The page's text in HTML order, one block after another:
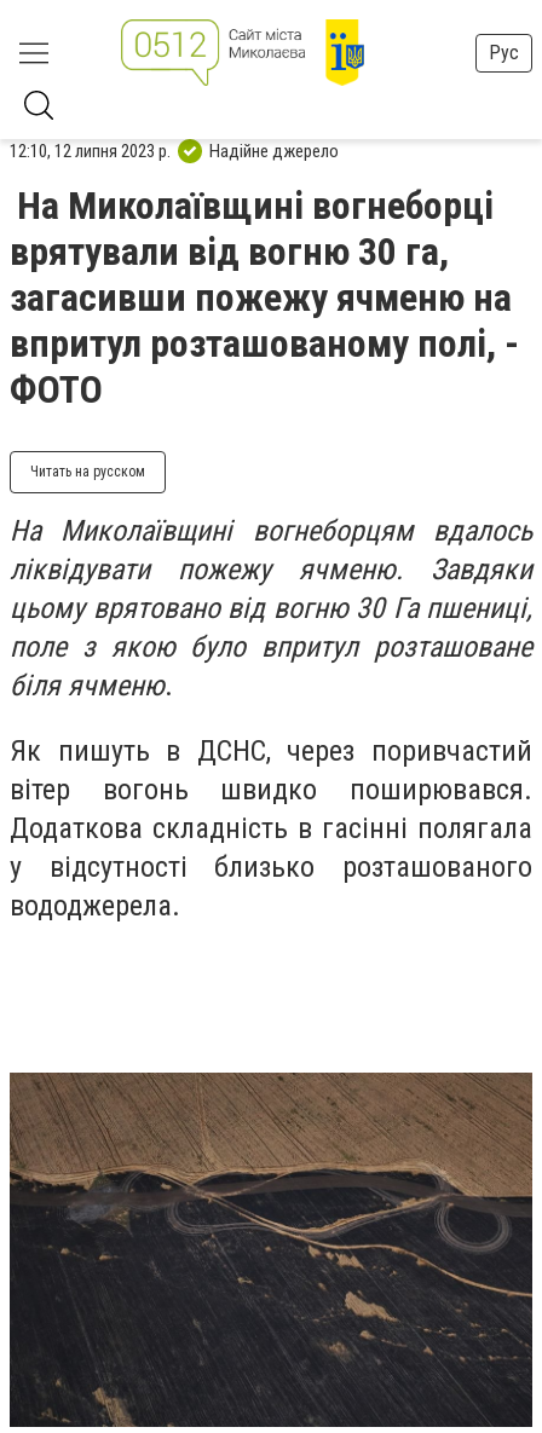
Рус
12:10, 12 липня 2023 р. Надійне джерело
На Миколаївщині вогнеборці
врятували від вогню 30 га,
загасивши пожежу ячменю на
впритул розташованому полі, -
ФОТО
Читать на русском
На Миколаївщині вогнеборцям вдалось
ліквідувати пожежу ячменю. Завдяки
цьому врятовано від вогню 30 Га пшениці,
поле з якою було впритул розташоване
біля ячменю.
Як пишуть в ДСНС, через поривчастий
вітер вогонь швидко поширювався.
Додаткова складність в гасінні полягала
у відсутності близько розташованого
вододжерела.